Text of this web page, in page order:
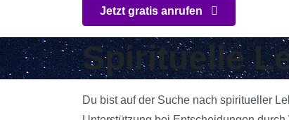
Jetzt gratis anrufen
Spirituelle
Du bist auf der Suche nach spiritueller